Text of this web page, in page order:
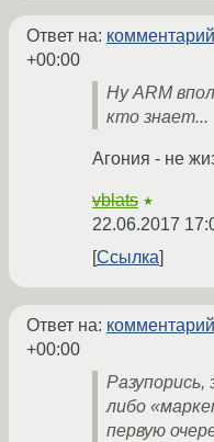
Ответ на: комментарий
+00:00
Ну ARM
кто знает...
Агония - не
vblats ★
22.06.2017
Ссылка
Ответ на: комментарий
+00:00
Разупорись,
либо
первую